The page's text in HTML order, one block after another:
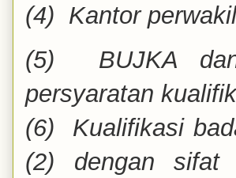
(4) Kantor
(5) BUJKA dan
persyaratan
(6) Kualifikasi
(2) dengan sifat